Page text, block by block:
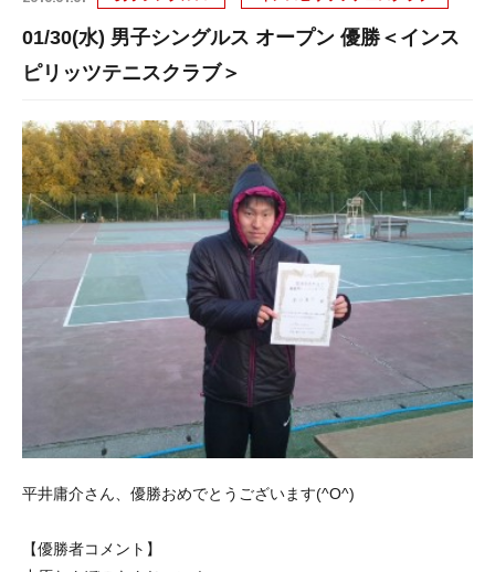
01/30(水) 男子シングルス オープン 優勝＜インス
ピリッツテニスクラブ＞
平井庸介さん、優勝おめでとうございます(^O^)
【優勝者コメント】